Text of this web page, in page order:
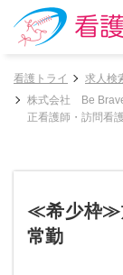
看護トライ 求人検
株式会社 Be
正看護師・訪問看
≪希少枠≫
常勤